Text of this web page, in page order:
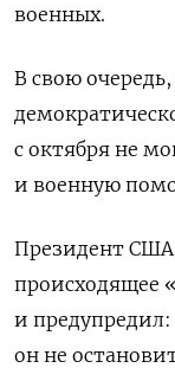
военных.
В свою
с октября не
и военную
Президент
происходящее
и
он не